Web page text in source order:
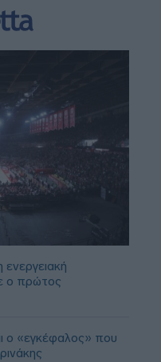
ο πρώτος
ο «εγκέφαλος» που